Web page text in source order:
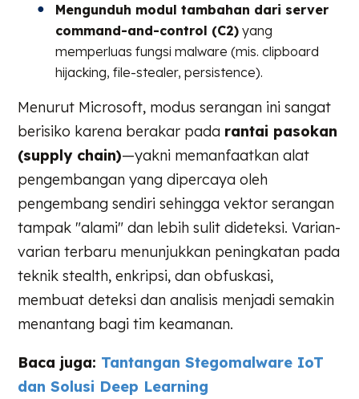
Mengunduh modul tambahan dari server
command-and-control (C2) yang
memperluas fungsi malware (mis. clipboard
hijacking, file-stealer, persistence).
Menurut Microsoft, modus serangan ini sangat
berisiko karena berakar pada rantai pasokan
(supply chain)—yakni memanfaatkan alat
pengembangan yang dipercaya oleh
pengembang sendiri sehingga vektor serangan
tampak "alami" dan lebih sulit dideteksi. Varian-
varian terbaru menunjukkan peningkatan pada
teknik stealth, enkripsi, dan obfuskasi,
membuat deteksi dan analisis menjadi semakin
menantang bagi tim keamanan.
Baca juga: Tantangan Stegomalware IoT
dan Solusi Deep Learning